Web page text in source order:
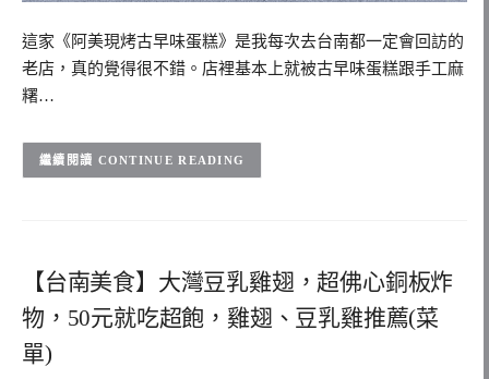
這家《阿美現烤古早味蛋糕》是我每次去台南都一定會回訪的
老店，真的覺得很不錯。店裡基本上就被古早味蛋糕跟手工麻
糬…
CONTINUE READING
【台南美食】大灣豆乳雞翅，超佛心銅板炸
物，50元就吃超飽，雞翅、豆乳雞推薦(菜
單)